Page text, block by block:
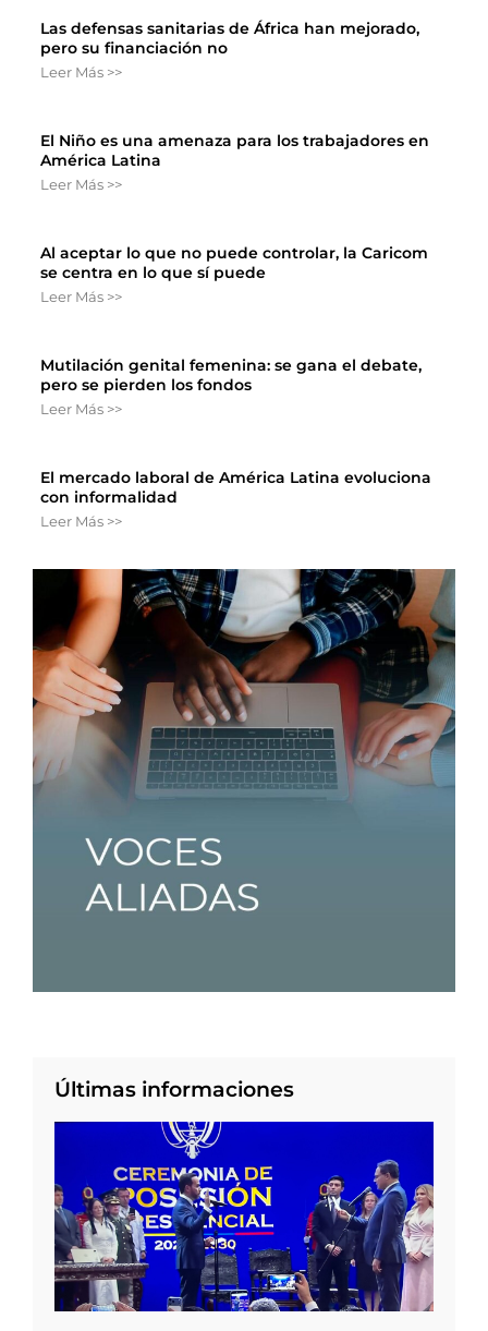
Las defensas sanitarias de África han mejorado,
pero su financiación no
Leer Más >>
El Niño es una amenaza para los trabajadores en
América Latina
Leer Más >>
Al aceptar lo que no puede controlar, la Caricom
se centra en lo que sí puede
Leer Más >>
Mutilación genital femenina: se gana el debate,
pero se pierden los fondos
Leer Más >>
El mercado laboral de América Latina evoluciona
con informalidad
Leer Más >>
Últimas informaciones